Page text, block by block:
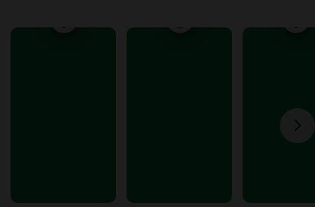
Audio.Condenan a tres años de prisión
El juicio contra Oscar González